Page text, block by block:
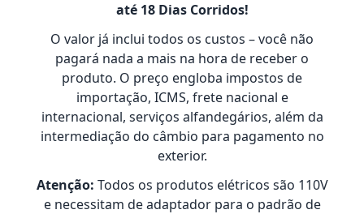
até 18 Dias Corridos!
O valor já inclui todos os custos – você não
pagará nada a mais na hora de receber o
produto. O preço engloba impostos de
importação, ICMS, frete nacional e
internacional, serviços alfandegários, além da
intermediação do câmbio para pagamento no
exterior.
Atenção: Todos os produtos elétricos são 110V
e necessitam de adaptador para o padrão de